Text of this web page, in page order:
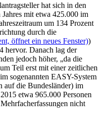
hat sich in den
mit etwa 425.000 im
um 134 Prozent
durch die
öffnet ein neues Fenster))
hervor. Danach lag der
jedoch höher, „da die
Teil erst mit einer zeitlichen
sogenannten EASY-System
auf die Bundesländer) im
etwa 965.000 Personen
nicht